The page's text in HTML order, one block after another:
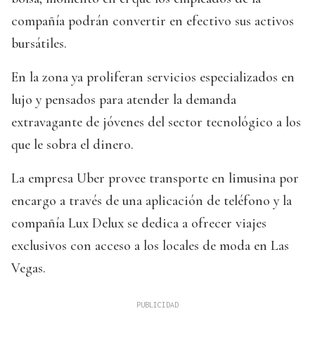
compañía podrán convertir en efectivo sus activos
bursátiles.
En la zona ya proliferan servicios especializados en
lujo y pensados para atender la demanda
extravagante de jóvenes del sector tecnológico a los
que le sobra el dinero.
La empresa Uber provee transporte en limusina por
encargo a través de una aplicación de teléfono y la
compañía Lux Delux se dedica a ofrecer viajes
exclusivos con acceso a los locales de moda en Las
Vegas.